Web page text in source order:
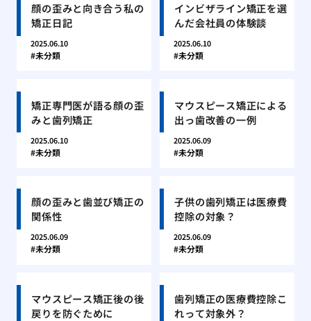
顔の歪みと向き合う私の
矯正日記
2025.06.10
未分類
インビザライン矯正を選
んだ会社員の体験談
2025.06.10
未分類
矯正専門医が語る顔の歪
みと歯列矯正
2025.06.10
未分類
マウスピース矯正による
出っ歯改善の一例
2025.06.09
未分類
顔の歪みと歯並び矯正の
関係性
2025.06.09
未分類
子供の歯列矯正は医療費
控除の対象？
2025.06.09
未分類
マウスピース矯正後の後
戻りを防ぐために
歯列矯正の医療費控除こ
れって対象外？